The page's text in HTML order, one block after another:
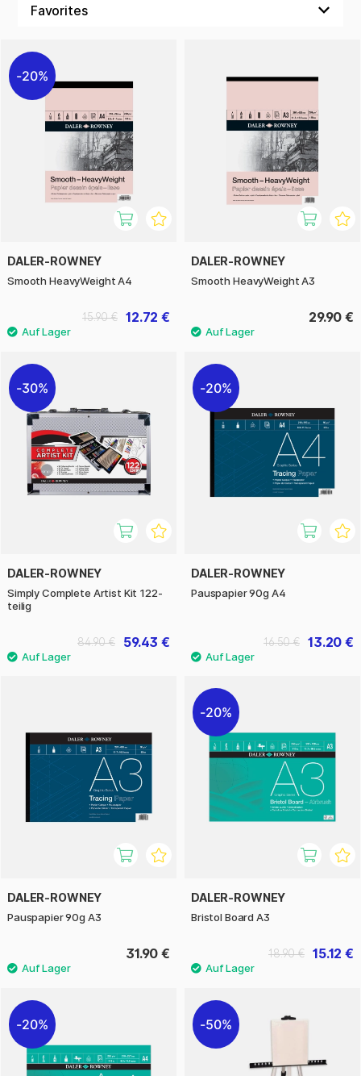
Papiersortiment die meisten Anforderungen auf dem Markt
Sortiment an deren hochwertigen Papiervarianten!
20%
DALER-ROWNEY
Smooth HeavyWeight A4
12.72 €
15.90 €
DALER-ROWNEY
Smooth HeavyWeight A3
29.90 €
30%
DALER-ROWNEY
Simply Complete Artist Kit 122-
teilig
59.43 €
84.90 €
20%
DALER-ROWNEY
Pauspapier 90g A4
13.20 €
16.50 €
DALER-ROWNEY
Pauspapier 90g A3
31.90 €
20%
DALER-ROWNEY
Bristol Board A3
15.12 €
18.90 €
20% 50%